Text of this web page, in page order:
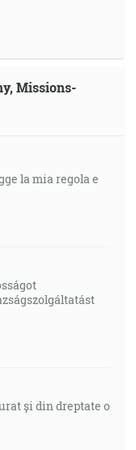
Missions-
la mia regola e
și din dreptate o